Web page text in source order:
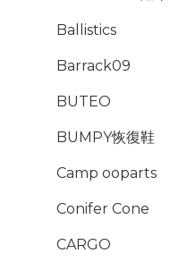
Ballistics
Barrack09
BUTEO
BUMPY恢復鞋
Camp ooparts
Conifer Cone
CARGO